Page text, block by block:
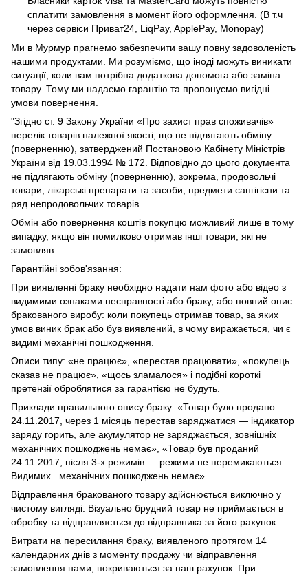
сплатити замовлення в момент його оформлення. (В т.ч
через сервіси Приват24, LiqPay, ApplePay, Monopay)
Ми в Мурмур прагнемо забезпечити вашу повну задоволеність
нашими продуктами. Ми розуміємо, що іноді можуть виникати
ситуації, коли вам потрібна додаткова допомога або заміна
товару. Тому ми надаємо гарантію та пропонуємо вигідні
умови повернення.
"Згідно ст. 9 Закону України «Про захист прав споживачів»
перелік товарів належної якості, що не підлягають обміну
(поверненню), затверджений Постановою Кабінету Міністрів
України від 19.03.1994 № 172. Відповідно до цього документа
не підлягають обміну (поверненню), зокрема, продовольчі
товари, лікарські препарати та засоби, предмети сангігієни та
ряд непродовольчих товарів.
Обмін або повернення коштів покупцю можливий лише в тому
випадку, якщо він помилково отримав інші товари, які не
замовляв.
Гарантійні зобов'язання:
При виявленні браку необхідно надати нам фото або відео з
видимими ознаками несправності або браку, або повний опис
бракованого виробу: коли покупець отримав товар, за яких
умов виник брак або був виявлений, в чому виражається, чи є
видимі механічні пошкодження.
Описи типу: «не працює», «перестав працювати», «покупець
сказав не працює», «щось зламалося» і подібні короткі
претензії оброблятися за гарантією не будуть.
Приклади правильного опису браку: «Товар було продано
24.11.2017, через 1 місяць перестав заряджатися — індикатор
заряду горить, але акумулятор не заряджається, зовнішніх
механічних пошкоджень немає», «Товар був проданий
24.11.2017, після 3-х режимів — режими не перемикаються.
Видимих механічних пошкоджень немає».
Відправлення бракованого товару здійснюється виключно у
чистому вигляді. Візуально брудний товар не приймається в
обробку та відправляється до відправника за його рахунок.
Витрати на пересилання браку, виявленого протягом 14
календарних днів з моменту продажу чи відправлення
замовлення нами, покриваються за наш рахунок. При